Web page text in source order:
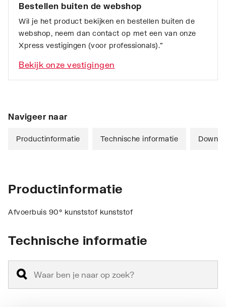
Bestellen buiten de webshop
Wil je het product bekijken en bestellen buiten de
webshop, neem dan contact op met een van onze
Xpress vestigingen (voor professionals).”
Bekijk onze vestigingen
Navigeer naar
Productinformatie Technische informatie
Productinformatie
Afvoerbuis 90° kunststof kunststof
Technische informatie